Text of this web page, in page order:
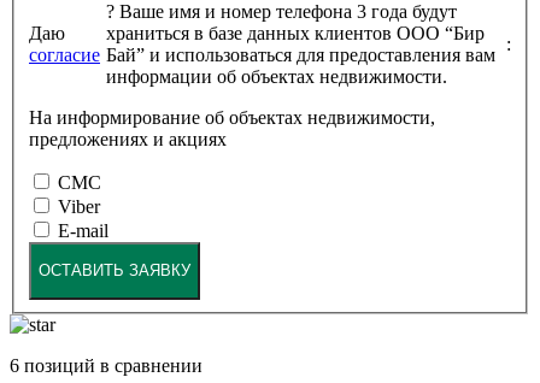
Даю
согласие
? Ваше имя и номер телефона 3 года будут
храниться в базе данных клиентов ООО “Бир
Бай” и использоваться для предоставления вам
информации об объектах недвижимости.
:
На информирование об объектах недвижимости,
предложениях и акциях
СМС
Viber
E-mail
ОСТАВИТЬ ЗАЯВКУ
6 позиций в сравнении